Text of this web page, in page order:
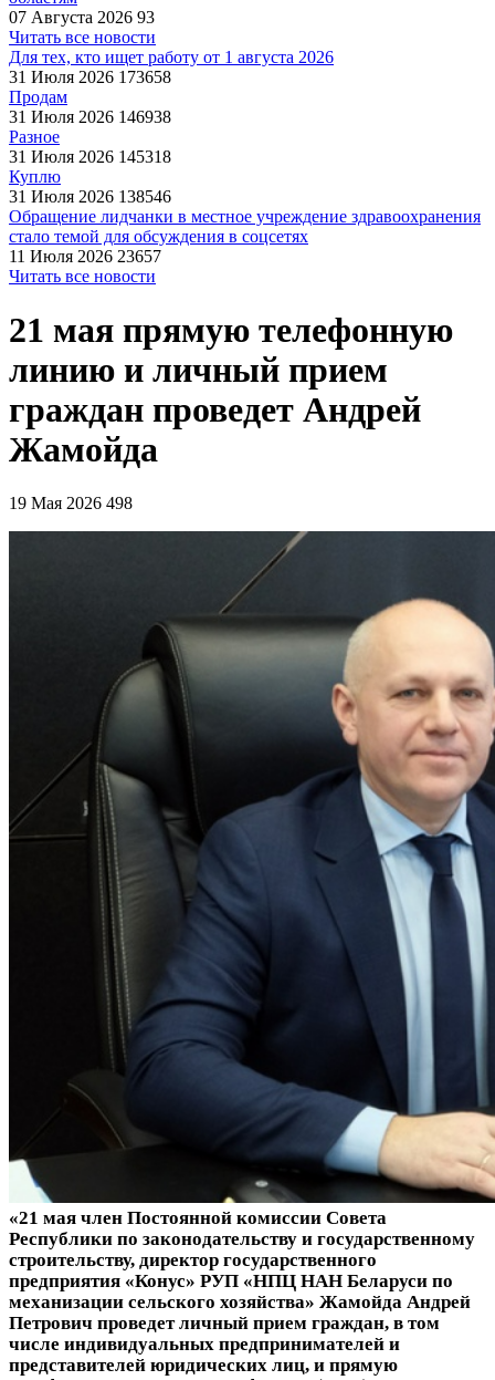
07 Августа 2026 93
Читать все новости
Для тех, кто ищет работу от 1 августа 2026
31 Июля 2026 173658
Продам
31 Июля 2026 146938
Разное
31 Июля 2026 145318
Куплю
31 Июля 2026 138546
Обращение лидчанки в местное учреждение здравоохранения
стало темой для обсуждения в соцсетях
11 Июля 2026 23657
Читать все новости
21 мая прямую телефонную
линию и личный прием
граждан проведет Андрей
Жамойда
19 Мая 2026 498
«21 мая член Постоянной комиссии Совета
Республики по законодательству и государственному
строительству, директор государственного
предприятия «Конус» РУП «НПЦ НАН Беларуси по
механизации сельского хозяйства» Жамойда Андрей
Петрович проведет личный прием граждан, в том
числе индивидуальных предпринимателей и
представителей юридических лиц, и прямую